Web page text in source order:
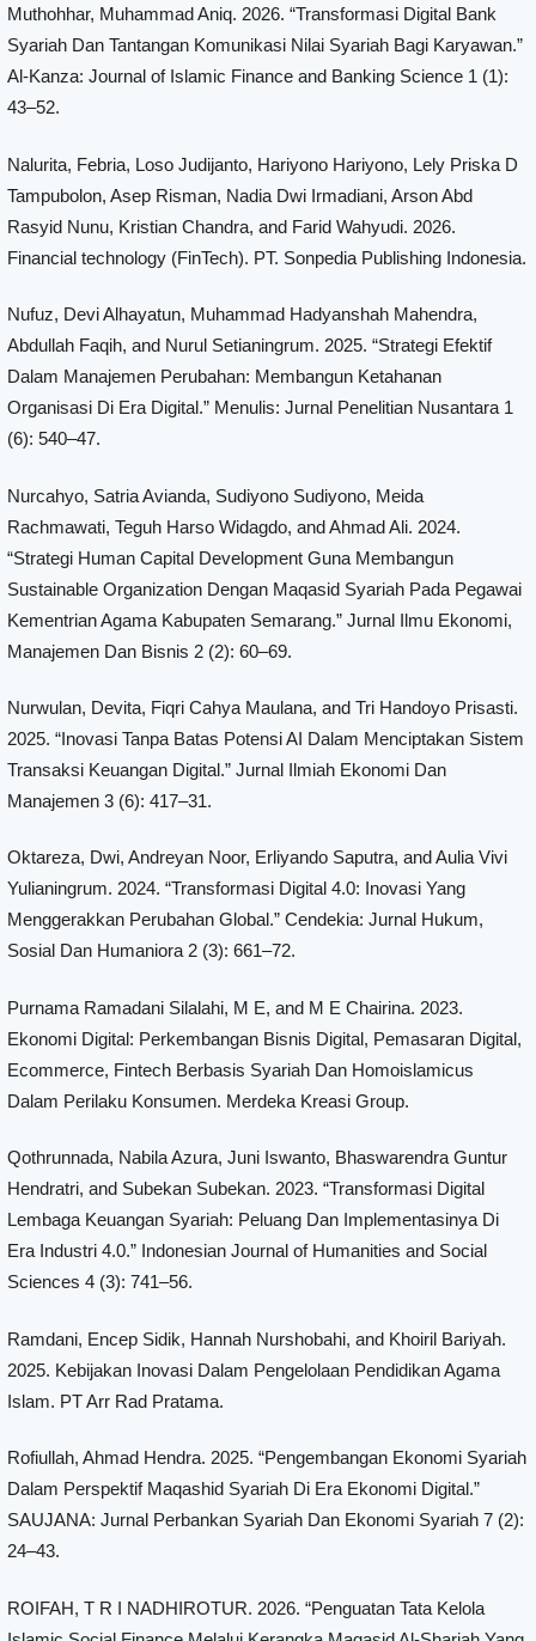
Muthohhar, Muhammad Aniq. 2026. “Transformasi Digital Bank
Syariah Dan Tantangan Komunikasi Nilai Syariah Bagi Karyawan.”
Al-Kanza: Journal of Islamic Finance and Banking Science 1 (1):
43–52.
Nalurita, Febria, Loso Judijanto, Hariyono Hariyono, Lely Priska D
Tampubolon, Asep Risman, Nadia Dwi Irmadiani, Arson Abd
Rasyid Nunu, Kristian Chandra, and Farid Wahyudi. 2026.
Financial technology (FinTech). PT. Sonpedia Publishing Indonesia.
Nufuz, Devi Alhayatun, Muhammad Hadyanshah Mahendra,
Abdullah Faqih, and Nurul Setianingrum. 2025. “Strategi Efektif
Dalam Manajemen Perubahan: Membangun Ketahanan
Organisasi Di Era Digital.” Menulis: Jurnal Penelitian Nusantara 1
(6): 540–47.
Nurcahyo, Satria Avianda, Sudiyono Sudiyono, Meida
Rachmawati, Teguh Harso Widagdo, and Ahmad Ali. 2024.
“Strategi Human Capital Development Guna Membangun
Sustainable Organization Dengan Maqasid Syariah Pada Pegawai
Kementrian Agama Kabupaten Semarang.” Jurnal Ilmu Ekonomi,
Manajemen Dan Bisnis 2 (2): 60–69.
Nurwulan, Devita, Fiqri Cahya Maulana, and Tri Handoyo Prisasti.
2025. “Inovasi Tanpa Batas Potensi AI Dalam Menciptakan Sistem
Transaksi Keuangan Digital.” Jurnal Ilmiah Ekonomi Dan
Manajemen 3 (6): 417–31.
Oktareza, Dwi, Andreyan Noor, Erliyando Saputra, and Aulia Vivi
Yulianingrum. 2024. “Transformasi Digital 4.0: Inovasi Yang
Menggerakkan Perubahan Global.” Cendekia: Jurnal Hukum,
Sosial Dan Humaniora 2 (3): 661–72.
Purnama Ramadani Silalahi, M E, and M E Chairina. 2023.
Ekonomi Digital: Perkembangan Bisnis Digital, Pemasaran Digital,
Ecommerce, Fintech Berbasis Syariah Dan Homoislamicus
Dalam Perilaku Konsumen. Merdeka Kreasi Group.
Qothrunnada, Nabila Azura, Juni Iswanto, Bhaswarendra Guntur
Hendratri, and Subekan Subekan. 2023. “Transformasi Digital
Lembaga Keuangan Syariah: Peluang Dan Implementasinya Di
Era Industri 4.0.” Indonesian Journal of Humanities and Social
Sciences 4 (3): 741–56.
Ramdani, Encep Sidik, Hannah Nurshobahi, and Khoiril Bariyah.
2025. Kebijakan Inovasi Dalam Pengelolaan Pendidikan Agama
Islam. PT Arr Rad Pratama.
Rofiullah, Ahmad Hendra. 2025. “Pengembangan Ekonomi Syariah
Dalam Perspektif Maqashid Syariah Di Era Ekonomi Digital.”
SAUJANA: Jurnal Perbankan Syariah Dan Ekonomi Syariah 7 (2):
24–43.
ROIFAH, T R I NADHIROTUR. 2026. “Penguatan Tata Kelola